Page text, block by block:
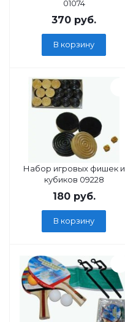
01074
370 руб.
В корзину
Набор игровых фишек и
кубиков 09228
180руб.
В корзину